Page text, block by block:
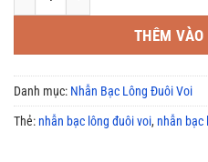
THÊM
Danh mục: Nhẫn Bạc Lông Đuôi Voi
Thẻ: nhẫn bạc lông đuôi voi, nhẫn bạc